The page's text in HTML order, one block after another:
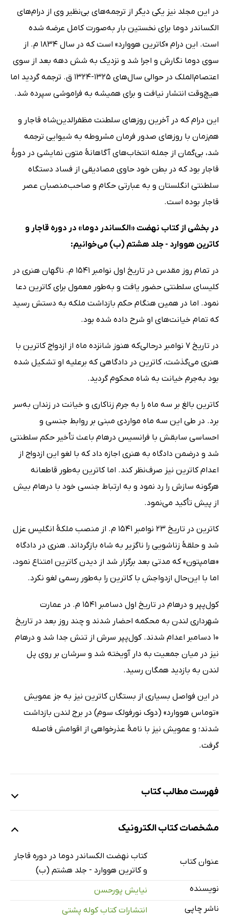
در این مجلد نیز یکی دیگر از ترجمه‌های بی‌نظیر وی از درام‌های
الکساندر دوما برای نخستین بار به‌صورت کامل عرضه شده
است. این درام «کاترین هووارد» است که در سال 1834 م. از
سوی دوما نگارش و اجرا شد و نزدیک به شش دهه بعد از سوی
اعتصام‌الملک در حوالی سال‌های 1325-1324 ق. ترجمه گردید اما
هیچ‌وقت انتشار نیافت و برای همیشه به فراموشی سپرده شد.
این درام که در آخرین روزهای سلطنت مظفرالدین‌شاه قاجار و
هم‌زمان با روزهای صدور فرمان مشروطه به شیوایی ترجمه
شد، بی‌گمان از جمله انتخاب‌های آگاهانۀ متون نمایشی در دورۀ
قاجار بود که در بطن خود حاوی مصادیقی از فساد دستگاه
سلطنتی انگلستان و به عبارتی حکام و صاحب‌منصبان عصر
قاجار بوده است.
در بخشی از کتاب نهضت «الکساندر دوما» در دوره قاجار و
کاترین هووارد - جلد هشتم (ب) می‌خوانیم:
در تمام روز مقدس در تاریخ اول نوامبر 1541 م. ناگهان هنری در
کلیسای سلطنتی حضور یافت و به‌طور معمول برای کاترین دعا
نمود. اما در همین هنگام حکم بازداشت ملکه به دستش رسید
که تمام خیانت‌های او شرح داده شده بود.
در تاریخ 7 نوامبر درحالی‌که هنوز شانزده ماه از ازدواج کاترین با
هنری می‌گذشت، کاترین در دادگاهی که برعلیه او تشکیل شده
بود به‌جرم خیانت به شاه محکوم گردید.
کاترین بالغ بر سه ماه را به جرم زناکاری و خیانت در زندان به‌سر
برد. در طی این سه ماه مواردی مبنی بر روابط جنسی و
احساسی سابقش با فرانسیس درهام باعث تأخیر حکم سلطنتی
شد و درضمن دادگاه به هنری اجازه داد که با لغو این ازدواج از
اعدام کاترین نیز صرف‌نظر کند. اما کاترین به‌طور قاطعانه
هرگونه سازش را رد نمود و به ارتباط جنسی خود با درهام بیش
از پیش تأکید می‌نمود.
کاترین در تاریخ 23 نوامبر 1541 م. از منصب ملکۀ انگلیس عزل
شد و حلقۀ زناشویی را ناگزیر به شاه بازگرداند. هنری در دادگاه
«هامپتون» که مدتی بعد برگزار شد از دیدن کاترین امتناع نمود،
اما با این‌حال ازدواجش با کاترین را به‌طور رسمی لغو نکرد.
کول‌پپر و درهام در تاریخ اول دسامبر 1541 م. در عمارت
شهرداری لندن به محکمه احضار شدند و چند روز بعد در تاریخ
10 دسامبر اعدام شدند. کول‌پپر سرش از تنش جدا شد و درهام
نیز در میان جمعیت به دار آویخته شد و سرشان بر روی پل
لندن به بازدید همگان رسید.
در این فواصل بسیاری از بستگان کاترین نیز به جز عمویش
«توماس هووارد» (دوک نورفولک سوم) در برج لندن بازداشت
شدند؛ و عمویش نیز با نامۀ عذرخواهی از اقوامش فاصله
گرفت.
فهرست مطالب کتاب
کتاب چهارم: «میرزایوسف‌خان اعتصام‌الملک»
فصل اول: شرح احوال، زندگانی و آثار «میرزایوسف‌خان
اعتصام‌الملک»
فصل دوم: ترجمۀ آثار نمایشی «یوسف‌خان اعتصام‌الملک»
مشخصات کتاب الکترونیک
عنوان کتاب
کتاب نهضت الکساندر دوما در دوره قاجار
و کاترین هووارد - جلد هشتم (ب)
نویسنده
نیایش پورحسن
ناشر چاپی
انتشارات کتاب کوله پشتی